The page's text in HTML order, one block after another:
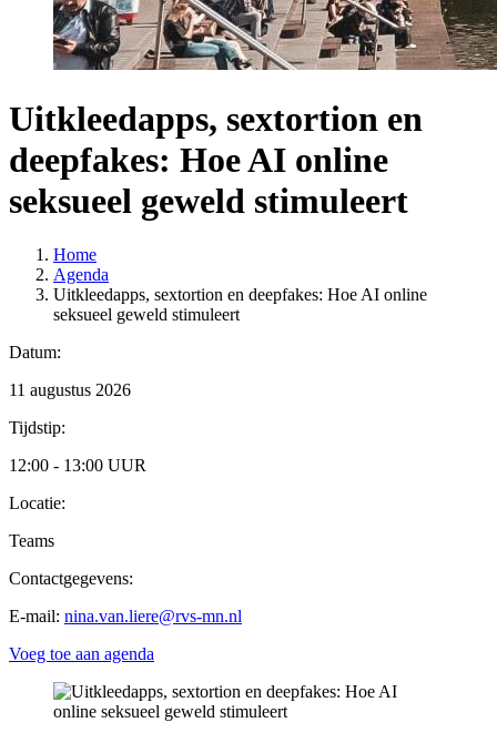
Uitkleedapps, sextortion en
deepfakes: Hoe AI online
seksueel geweld stimuleert
Home
Agenda
Uitkleedapps, sextortion en deepfakes: Hoe AI online
seksueel geweld stimuleert
Datum:
11 augustus 2026
Tijdstip:
12:00 - 13:00 UUR
Locatie:
Teams
Contactgegevens:
E-mail: nina.van.liere@rvs-mn.nl
Voeg toe aan agenda